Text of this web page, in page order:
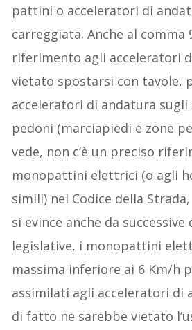
pattini o acceleratori di
carreggiata. Anche al comma
riferimento agli acceleratori
vietato spostarsi con tavole,
acceleratori di andatura
pedoni (marciapiedi e zone
vede, non c’è un preciso
monopattini elettrici (o agli
simili) nel Codice della
si evince anche da
legislative, i monopattini
massima inferiore ai 6 Km/h
assimilati agli acceleratori di
di fatto ne sarebbe vietato